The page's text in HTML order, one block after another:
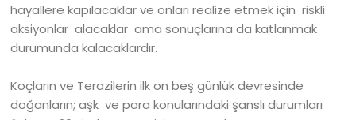
hayallere kapılacaklar ve onları realize etmek için riskli
aksiyonlar alacaklar ama sonuçlarına da katlanmak
durumunda kalacaklardır.
Koçların ve Terazilerin ilk on beş günlük devresinde
doğanların; aşk ve para konularındaki şanslı durumları